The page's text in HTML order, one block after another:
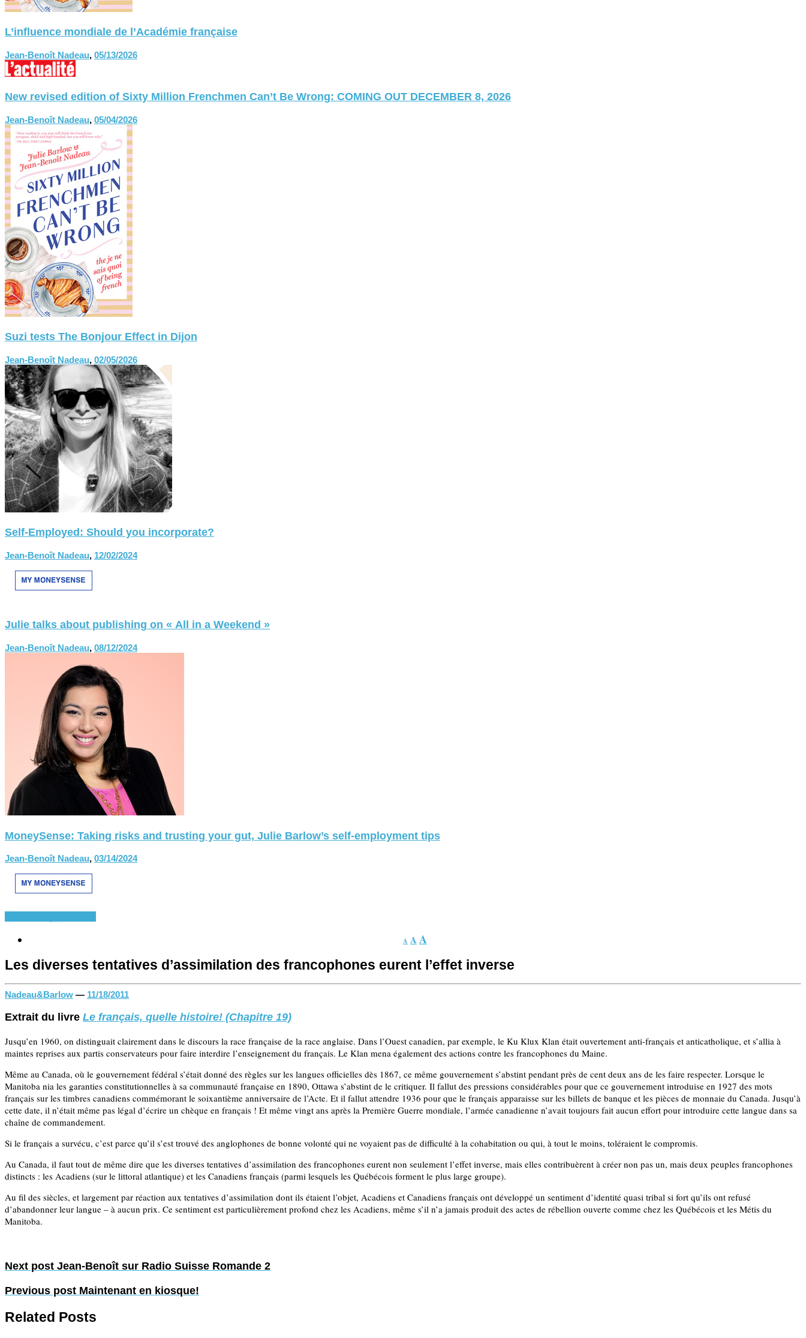
L’influence mondiale de l’Académie française
Jean-Benoît Nadeau, 05/13/2026
New revised edition of Sixty Million Frenchmen Can’t Be Wrong: COMING OUT DECEMBER 8, 2026
Jean-Benoît Nadeau, 05/04/2026
Suzi tests The Bonjour Effect in Dijon
Jean-Benoît Nadeau, 02/05/2026
Self-Employed: Should you incorporate?
Jean-Benoît Nadeau, 12/02/2024
Julie talks about publishing on « All in a Weekend »
Jean-Benoît Nadeau, 08/12/2024
MoneySense: Taking risks and trusting your gut, Julie Barlow’s self-employment tips
Jean-Benoît Nadeau, 03/14/2024
A AA
Les diverses tentatives d’assimilation des francophones eurent l’effet inverse
Nadeau&Barlow — 11/18/2011
Extrait du livre Le français, quelle histoire! (Chapitre 19)
Jusqu’en 1960, on distinguait clairement dans le discours la race française de la race anglaise. Dans l’Ouest canadien, par exemple, le Ku Klux Klan était ouvertement anti-français et anticatholique, et s’allia à
maintes reprises aux partis conservateurs pour faire interdire l’enseignement du français. Le Klan mena également des actions contre les francophones du Maine.
Même au Canada, où le gouvernement fédéral s’était donné des règles sur les langues officielles dès 1867, ce même gouvernement s’abstint pendant près de cent deux ans de les faire respecter. Lorsque le
Manitoba nia les garanties constitutionnelles à sa communauté française en 1890, Ottawa s’abstint de le critiquer. Il fallut des pressions considérables pour que ce gouvernement introduise en 1927 des mots
français sur les timbres canadiens commémorant le soixantième anniversaire de l’Acte. Et il fallut attendre 1936 pour que le français apparaisse sur les billets de banque et les pièces de monnaie du Canada. Jusqu’à
cette date, il n’était même pas légal d’écrire un chèque en français ! Et même vingt ans après la Première Guerre mondiale, l’armée canadienne n’avait toujours fait aucun effort pour introduire cette langue dans sa
chaîne de commandement.
Si le français a survécu, c’est parce qu’il s’est trouvé des anglophones de bonne volonté qui ne voyaient pas de difficulté à la cohabitation ou qui, à tout le moins, toléraient le compromis.
Au Canada, il faut tout de même dire que les diverses tentatives d’assimilation des francophones eurent non seulement l’effet inverse, mais elles contribuèrent à créer non pas un, mais deux peuples francophones
distincts : les Acadiens (sur le littoral atlantique) et les Canadiens français (parmi lesquels les Québécois forment le plus large groupe).
Au fil des siècles, et largement par réaction aux tentatives d’assimilation dont ils étaient l’objet, Acadiens et Canadiens français ont développé un sentiment d’identité quasi tribal si fort qu’ils ont refusé
d’abandonner leur langue – à aucun prix. Ce sentiment est particulièrement profond chez les Acadiens, même s’il n’a jamais produit des actes de rébellion ouverte comme chez les Québécois et les Métis du
Manitoba.
Next post Jean-Benoît sur Radio Suisse Romande 2
Previous post Maintenant en kiosque!
Related Posts